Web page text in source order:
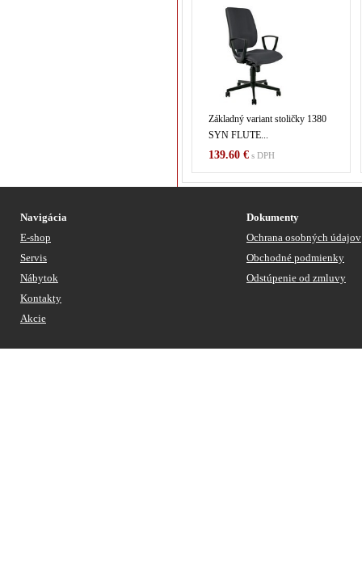
Základný variant stoličky 1380
SYN FLUTE...
139.60 €s DPH
Navigácia
E-shop
Servis
Nábytok
Kontakty
Akcie
Dokumenty
Ochrana osobných údajov
Obchodné podmienky
Odstúpenie od zmluvy